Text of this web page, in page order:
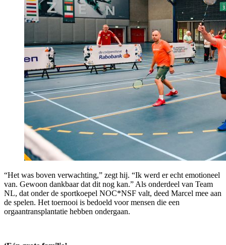
“Het was boven verwachting,” zegt hij. “Ik werd er echt emotioneel
van. Gewoon dankbaar dat dit nog kan.” Als onderdeel van Team
NL, dat onder de sportkoepel NOC*NSF valt, deed Marcel mee aan
de spelen. Het toernooi is bedoeld voor mensen die een
orgaantransplantatie hebben ondergaan.